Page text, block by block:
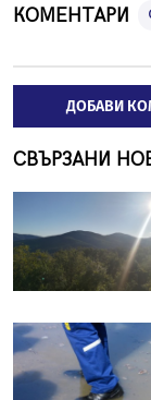
КОМЕНТАРИ
ДОБАВИ
СВЪРЗАНИ